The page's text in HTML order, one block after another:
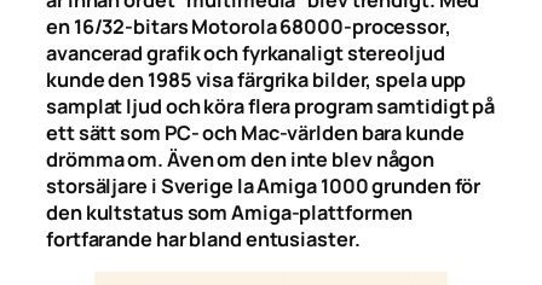
en 16/32-bitars Motorola 68000-processor,
avancerad grafik och fyrkanaligt stereoljud
kunde den 1985 visa färgrika bilder, spela upp
samplat ljud och köra flera program samtidigt på
ett sätt som PC- och Mac-världen bara kunde
drömma om. Även om den inte blev någon
storsäljare i Sverige la Amiga 1000 grunden för
den kultstatus som Amiga-plattformen
fortfarande har bland entusiaster.